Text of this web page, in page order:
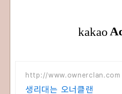
http://www.ownerclan.com
생리대는 오너클랜